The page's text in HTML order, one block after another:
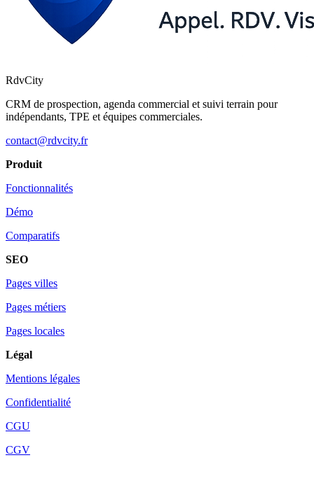
RdvCity
CRM de prospection, agenda commercial et suivi terrain pour
indépendants, TPE et équipes commerciales.
contact@rdvcity.fr
Produit
Fonctionnalités
Démo
Comparatifs
SEO
Pages villes
Pages métiers
Pages locales
Légal
Mentions légales
Confidentialité
CGU
CGV